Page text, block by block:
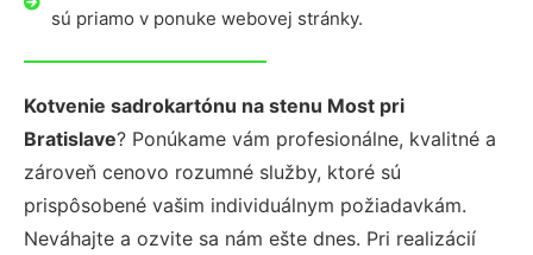
sú priamo v ponuke webovej stránky.
Kotvenie sadrokartónu na stenu Most pri
Bratislave? Ponúkame vám profesionálne, kvalitné a
zároveň cenovo rozumné služby, ktoré sú
prispôsobené vašim individuálnym požiadavkám.
Neváhajte a ozvite sa nám ešte dnes. Pri realizácií